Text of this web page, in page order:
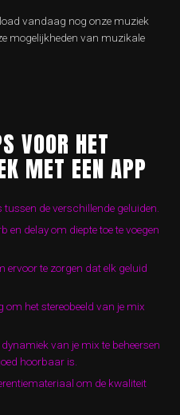
vandaag nog onze muziek
mogelijkheden van muzikale
VOOR HET
MET EEN APP
de verschillende geluiden.
en delay om diepte toe te voegen
ervoor te zorgen dat elk geluid
het stereobeeld van je mix
van je mix te beheersen
hoorbaar is.
om de kwaliteit